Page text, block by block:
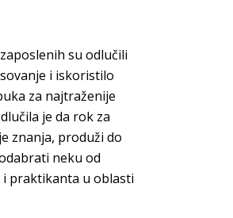
su odlučili
i iskoristilo
za najtraženije
je da rok za
znanja, produži do
neku od
praktikanta u oblasti